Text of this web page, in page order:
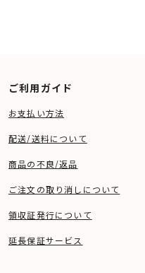
ご利用ガイド
お支払い方法
配送/送料について
商品の不良/返品
ご注文の取り消しについて
領収証発行について
延長保証サービス